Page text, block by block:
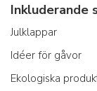
Inkluderande
Julklappar
Idéer för gåvor
Ekologiska